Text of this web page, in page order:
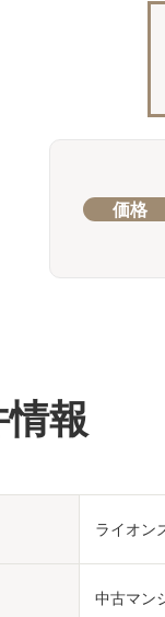
価格
報
ライオン
中古マン